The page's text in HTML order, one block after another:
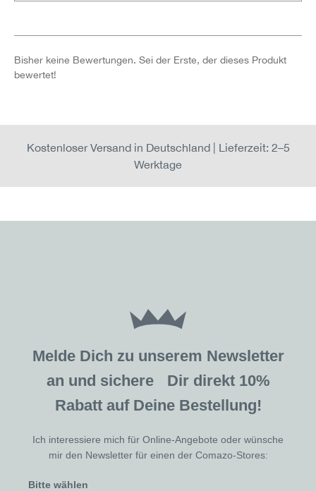
Bisher keine Bewertungen. Sei der Erste, der dieses Produkt
bewertet!
Kostenloser Versand in Deutschland | Lieferzeit: 2–5
Werktage
Melde Dich zu unserem Newsletter
an und sichere Dir direkt 10%
Rabatt auf Deine Bestellung!
Ich interessiere mich für Online-Angebote oder wünsche
mir den Newsletter für einen der Comazo-Stores:
Bitte wählen